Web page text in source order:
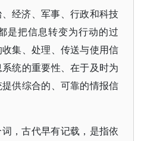
经济、军事、行政和科技
是把信息转变为行动的过
集、处理、传送与使用信
统的重要性、在于及时为
供综合的、可靠的情报信
，古代早有记载，是指依